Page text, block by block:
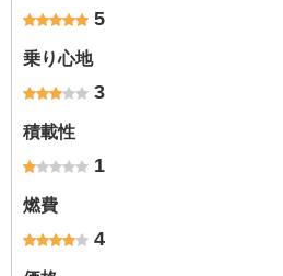
5
乗り心地
3
積載性
1
燃費
4